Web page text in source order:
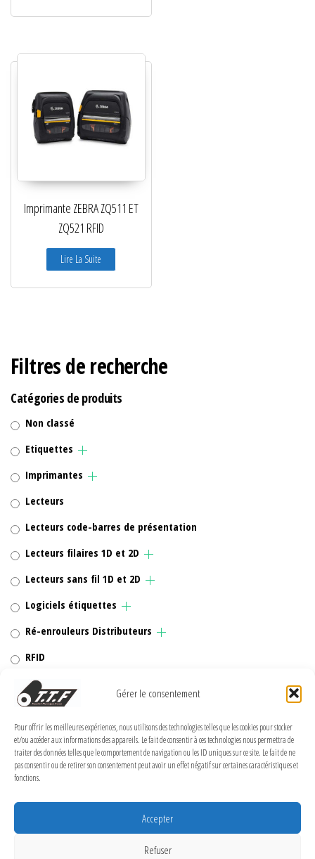
Gérer le consentement
Pour offrir les meilleures expériences, nous utilisons des technologies telles que les cookies pour stocker
et/ou accéder aux informations des appareils. Le fait de consentir à ces technologies nous permettra de
traiter des données telles que le comportement de navigation ou les ID uniques sur ce site. Le fait de ne
pas consentir ou de retirer son consentement peut avoir un effet négatif sur certaines caractéristiques et
fonctions.
Accepter
Refuser
Imprimante ZEBRA ZQ511 ET
ZQ521 RFID
Lire La Suite
Filtres de recherche
Catégories de produits
Non classé
Etiquettes
Imprimantes
Lecteurs
Lecteurs code-barres de présentation
Lecteurs filaires 1D et 2D
Lecteurs sans fil 1D et 2D
Logiciels étiquettes
Ré-enrouleurs Distributeurs
RFID
Rubans transfert thermique
Têtes d'impression
Politique de cookies (UE)